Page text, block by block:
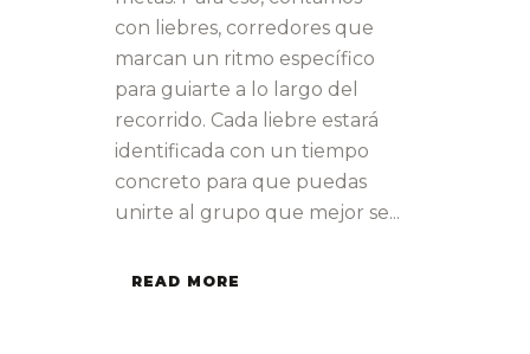
con liebres, corredores que
marcan un ritmo específico
para guiarte a lo largo del
recorrido. Cada liebre estará
identificada con un tiempo
concreto para que puedas
unirte al grupo que mejor se...
READ MORE